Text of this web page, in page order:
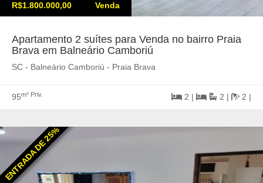
R$1.800.000,00 Venda
Apartamento 2 suítes para Venda no bairro Praia
Brava em Balneário Camboriú
SC - Balneário Camboriú - Praia Brava
95m² Priv. 2 | 2 | 2 |
ENTRADA DE 25%